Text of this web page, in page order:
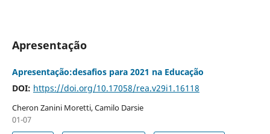
Apresentação
Apresentação:desafios para 2021 na Educação
DOI: https://doi.org/10.17058/rea.v29i1.16118
Cheron Zanini Moretti, Camilo Darsie
01-07